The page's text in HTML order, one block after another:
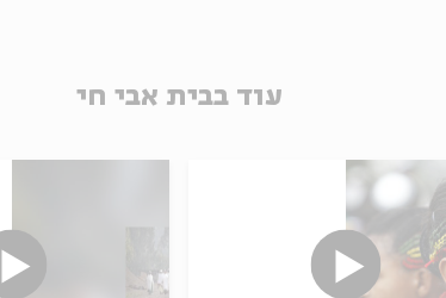
עוד בבית אבי חי